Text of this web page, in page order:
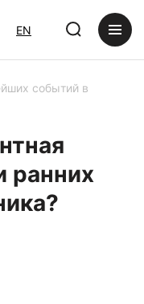
EN
событий в
ранних